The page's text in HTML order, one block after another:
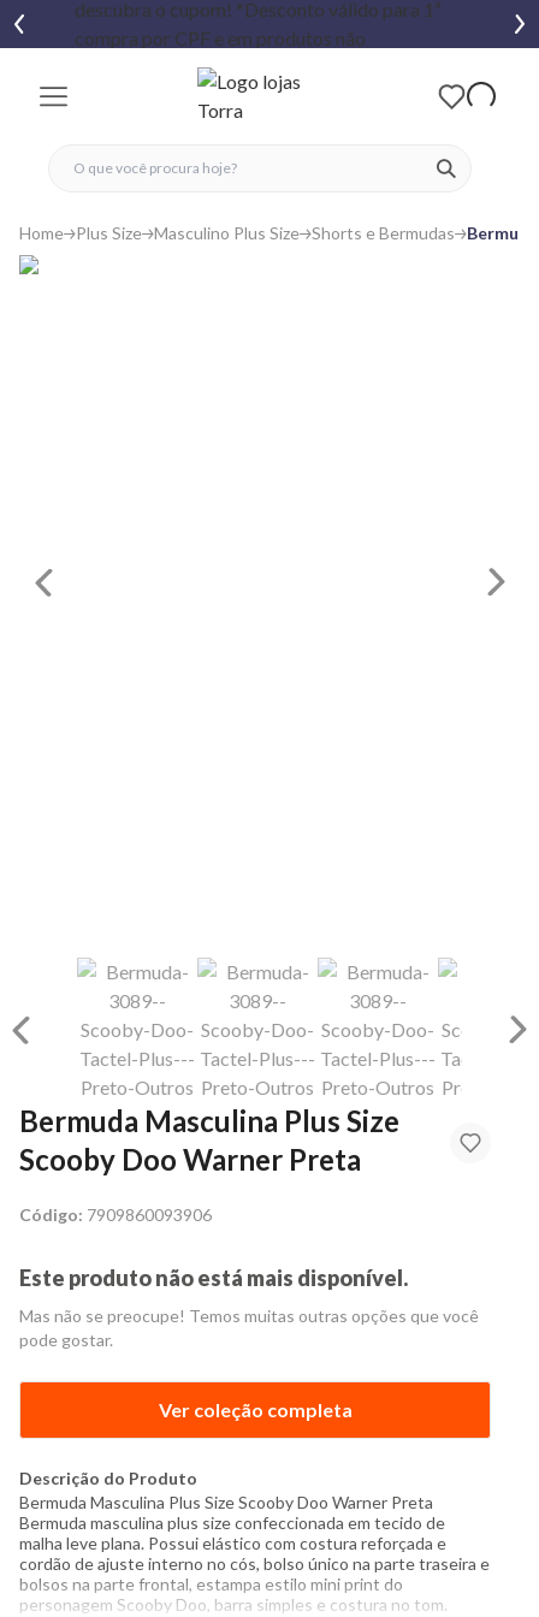
ver
fechar menu
fechar menu
favoritos
Home Plus Size Masculino Plus Size Shorts e Bermudas
Bermuda Masculina Plus Size
Scooby Doo Warner Preta
Código: 7909860093906
Este produto não está mais disponível.
Mas não se preocupe! Temos muitas outras opções que você
pode gostar.
Ver coleção completa
Descrição do Produto
Bermuda Masculina Plus Size Scooby Doo Warner Preta
Bermuda masculina plus size confeccionada em tecido de
malha leve plana. Possui elástico com costura reforçada e
cordão de ajuste interno no cós, bolso único na parte traseira e
bolsos na parte frontal, estampa estilo mini print do
personagem Scooby Doo, barra simples e costura no tom.